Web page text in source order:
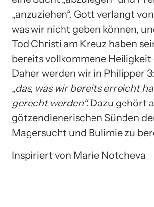
„anzuziehen“. Gott verlangt
was wir nicht geben können,
Tod Christi am Kreuz haben
bereits vollkommene Heiligkeit
Daher werden wir in Philipper
„das, was wir bereits erreicht
gerecht werden“.Dazu gehört
götzendienerischen Sünden
Magersucht und Bulimie zu
Inspiriert von Marie Notcheva